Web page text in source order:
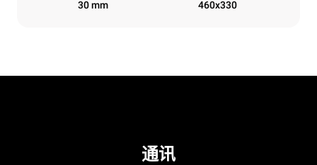
30 mm 460x330
通讯